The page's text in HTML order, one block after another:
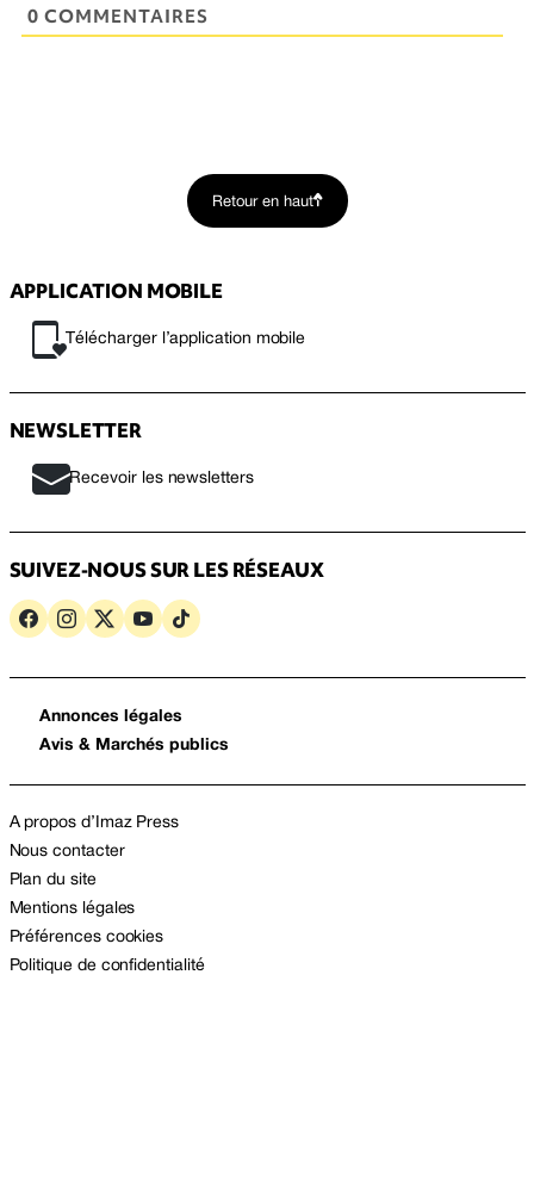
0 COMMENTAIRES
Retour en haut
APPLICATION MOBILE
Télécharger l’application mobile
NEWSLETTER
Recevoir les newsletters
SUIVEZ-NOUS SUR LES RÉSEAUX
Annonces légales
Avis & Marchés publics
A propos d’Imaz Press
Nous contacter
Plan du site
Mentions légales
Préférences cookies
Politique de confidentialité